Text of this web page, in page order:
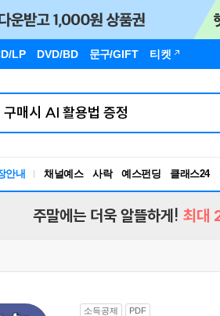
LP DVD/BD 문구/GIFT 티켓
안내 채널예스 사락 예스펀딩 클래스24
주말에는 더욱 알뜰하게! 최대
소득공제 PDF